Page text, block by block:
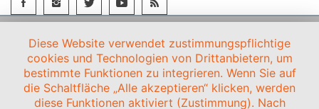
Diese Website verwendet zustimmungspflichtige
cookies und Technologien von Drittanbietern, um
bestimmte Funktionen zu integrieren. Wenn Sie auf
die Schaltfläche „Alle akzeptieren“ klicken, werden
diese Funktionen aktiviert (Zustimmung). Nach